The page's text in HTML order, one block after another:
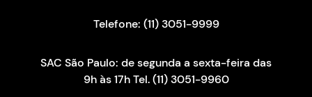
Telefone: (11) 3051-9999
SAC São Paulo: de segunda a sexta-feira das
9h às 17h Tel. (11) 3051-9960